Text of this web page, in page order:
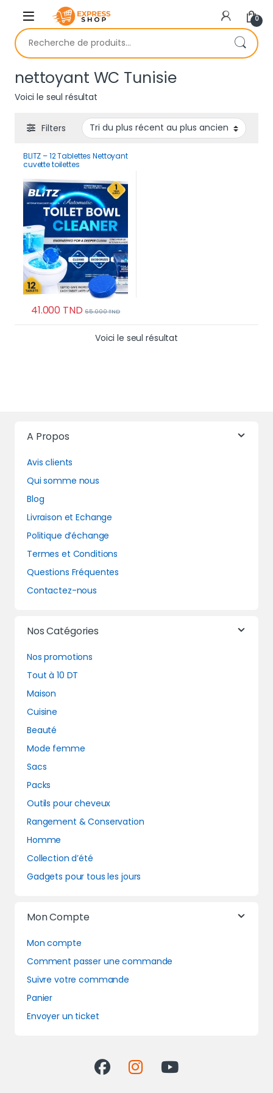
Skip to navigation
Skip to content
0
Recherche pour :
nettoyant WC Tunisie
Voici le seul résultat
Filters
BLITZ – 12 Tablettes Nettoyant
cuvette toilettes
taches mauvaises odeurs |
12 Mois
41.000 TND 65.000TND
Voici le seul résultat
A Propos
Avis clients
Qui somme nous
Blog
Livraison et Echange
Politique d’échange
Termes et Conditions
Questions Fréquentes
Contactez-nous
Nos Catégories
Nos promotions
Tout à 10 DT
Maison
Cuisine
Beauté
Mode femme
Sacs
Packs
Outils pour cheveux
Rangement & Conservation
Homme
Collection d’été
Gadgets pour tous les jours
Mon Compte
Mon compte
Comment passer une commande
Suivre votre commande
Panier
Envoyer un ticket